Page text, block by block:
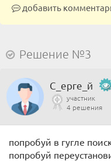
добавить
Решение №3
С_ерге_й
участник
4 решения
попробуй в гугле
попробуй